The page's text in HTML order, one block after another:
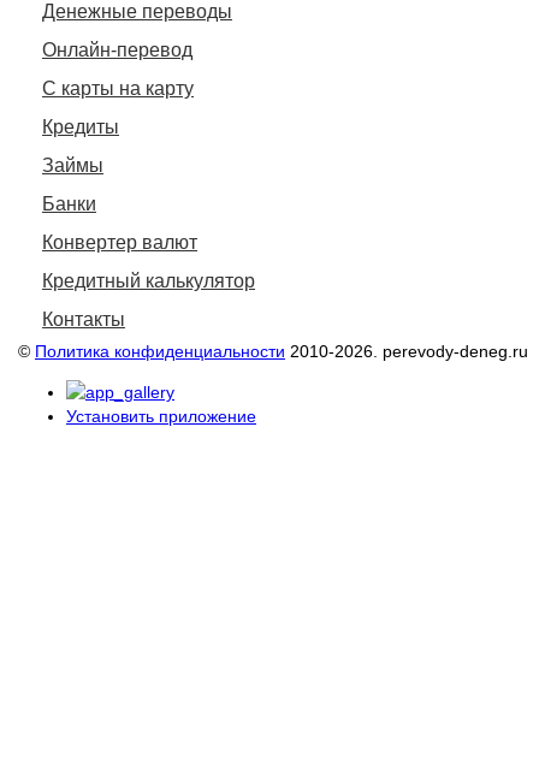
Денежные переводы
Онлайн-перевод
С карты на карту
Кредиты
Займы
Банки
Конвертер валют
Кредитный калькулятор
Контакты
© Политика конфиденциальности 2010-2026. perevody-deneg.ru
Установить приложение